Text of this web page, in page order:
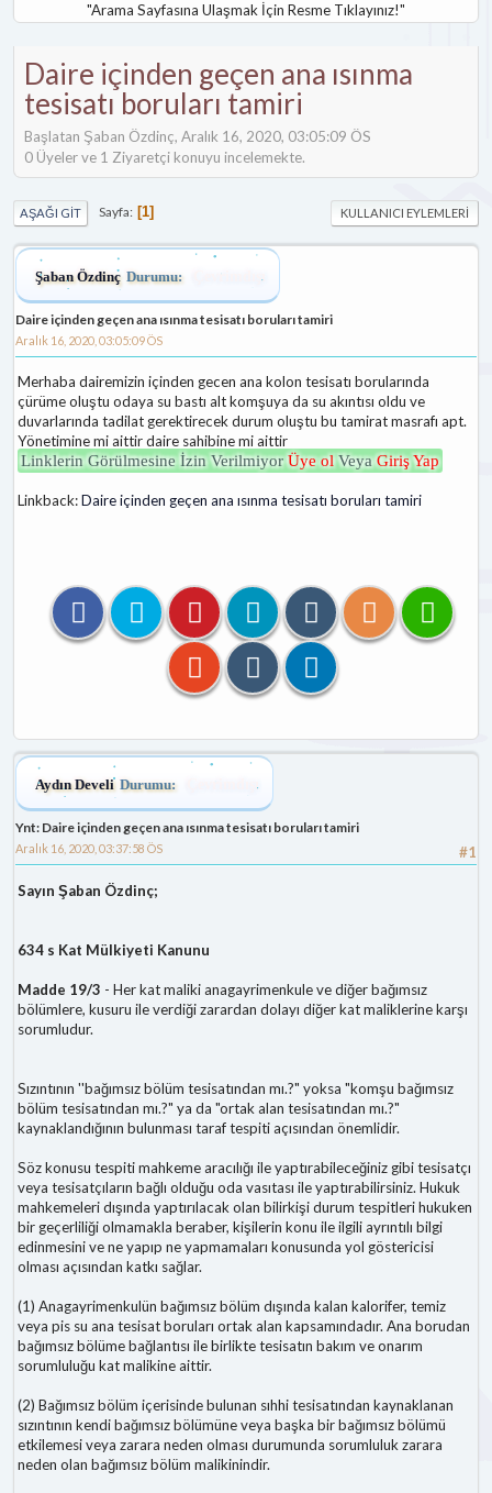
"Arama Sayfasına Ulaşmak İçin Resme Tıklayınız!"
Daire içinden geçen ana ısınma
tesisatı boruları tamiri
Başlatan Şaban Özdinç, Aralık 16, 2020, 03:05:09 ÖS
0 Üyeler ve 1 Ziyaretçi konuyu incelemekte.
AŞAĞI GIT Sayfa 1 KULLANICI EYLEMLERI
Şaban Özdinç Durumu: Çevrimdışı
Daire içinden geçen ana ısınma tesisatı boruları tamiri
Aralık 16, 2020, 03:05:09 ÖS
Merhaba dairemizin içinden gecen ana kolon tesisatı borularında
çürüme oluştu odaya su bastı alt komşuya da su akıntısı oldu ve
duvarlarında tadilat gerektirecek durum oluştu bu tamirat masrafı apt.
Yönetimine mi aittir daire sahibine mi aittir
Linklerin Görülmesine İzin VerilmiyorÜye olVeyaGiriş Yap
Linkback:Daire içinden geçen ana ısınma tesisatı boruları tamiri
Aydın Develi Durumu: Çevrimdışı
Ynt: Daire içinden geçen ana ısınma tesisatı boruları tamiri
#1
Aralık 16, 2020, 03:37:58 ÖS
Sayın Şaban Özdinç;
634 s Kat Mülkiyeti Kanunu
Madde 19/3 - Her kat maliki anagayrimenkule ve diğer bağımsız
bölümlere, kusuru ile verdiği zarardan dolayı diğer kat maliklerine karşı
sorumludur.
Sızıntının ''bağımsız bölüm tesisatından mı.?" yoksa "komşu bağımsız
bölüm tesisatından mı.?" ya da "ortak alan tesisatından mı.?"
kaynaklandığının bulunması taraf tespiti açısından önemlidir.
Söz konusu tespiti mahkeme aracılığı ile yaptırabileceğiniz gibi tesisatçı
veya tesisatçıların bağlı olduğu oda vasıtası ile yaptırabilirsiniz. Hukuk
mahkemeleri dışında yaptırılacak olan bilirkişi durum tespitleri hukuken
bir geçerliliği olmamakla beraber, kişilerin konu ile ilgili ayrıntılı bilgi
edinmesini ve ne yapıp ne yapmamaları konusunda yol göstericisi
olması açısından katkı sağlar.
(1) Anagayrimenkulün bağımsız bölüm dışında kalan kalorifer, temiz
veya pis su ana tesisat boruları ortak alan kapsamındadır. Ana borudan
bağımsız bölüme bağlantısı ile birlikte tesisatın bakım ve onarım
sorumluluğu kat malikine aittir.
(2) Bağımsız bölüm içerisinde bulunan sıhhi tesisatından kaynaklanan
sızıntının kendi bağımsız bölümüne veya başka bir bağımsız bölümü
etkilemesi veya zarara neden olması durumunda sorumluluk zarara
neden olan bağımsız bölüm malikinindir.